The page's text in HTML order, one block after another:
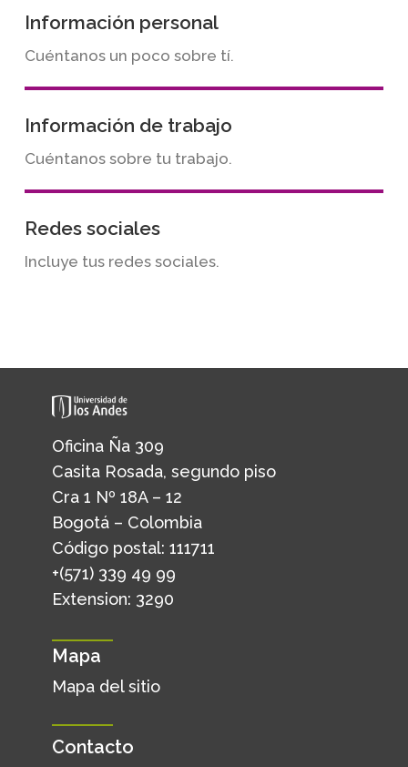
Información personal
Cuéntanos un poco sobre tí.
Información de trabajo
Cuéntanos sobre tu trabajo.
Redes sociales
Incluye tus redes sociales.
Oficina Ña 309
Casita Rosada, segundo piso
Cra 1 Nº 18A – 12
Bogotá – Colombia
Código postal: 111711
+(571) 339 49 99
Extension: 3290
Mapa
Mapa del sitio
Contacto